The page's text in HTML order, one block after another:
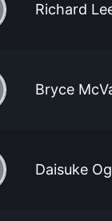
Richard
Bryce
Daisuke